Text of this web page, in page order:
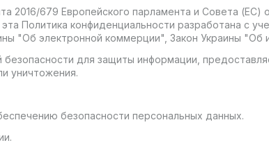
2016/679 Европейского парламента и Совета (ЕС)
Политика конфиденциальности разработана с
"Об электронной коммерции", Закон Украины "Об
для защиты информации,
уничтожения.
безопасности персональных данных.